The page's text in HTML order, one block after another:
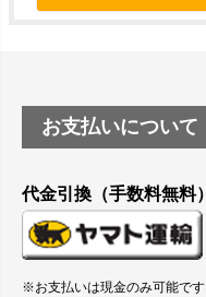
お支払いについて
代金引換（手数料無料）
※お支払いは現金のみ可能です